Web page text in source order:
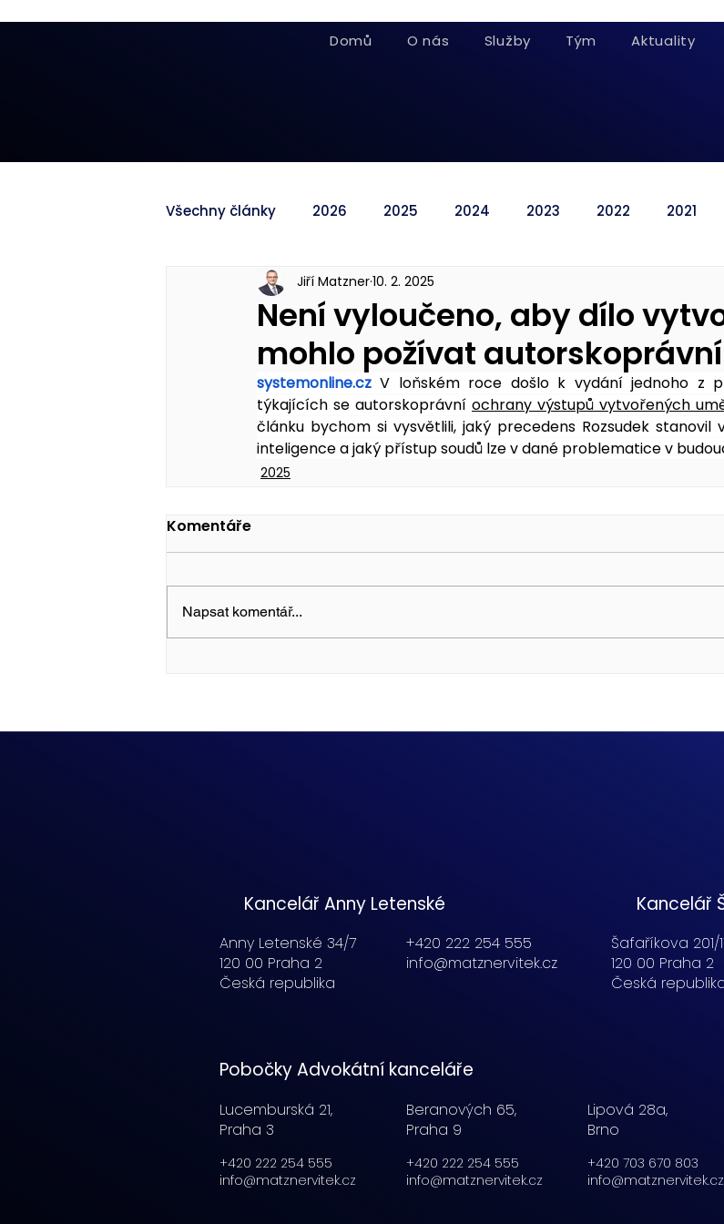
Domů O nás Služby Tým Aktuality
Všechny články 2026 2025 2024 2023 2022 2021
Není vyloučeno, aby dílo
mohlo požívat
Jiří Matzner10. 2. 2025
systemonline.cz V loňském roce došlo k vydání jed­noho z
týkajících se autorskoprávní ochrany výstupů vytvořených
článku bychom si vysvětlili, jaký precedens Rozsudek
inteligence a jaký přístup soudů lze v dané problematice v
2025
Komentáře
Napsat komentář...
Kancelář Anny Letenské
Anny Letenské 34/7
120 00 Praha 2
Česká republika
+420 222 254 555
info@matznervitek.cz
Kancelář
Šafaříkova 201/
120 00 Praha 2
Česká
Pobočky Advokátní kanceláře
Lucemburská 21,
Praha 3
+420 222 254 555
info@matznervitek.cz
Beranových 65,
Praha 9
+420 222 254 555
info@matznervitek.cz
Lipová 28a,
Brno
+420 703 670 803
info@matznervitek.cz